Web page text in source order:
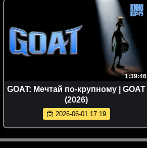
1:39:46
GOAT: Мечтай по-крупному | GOAT
(2026)
2026-06-01 17:19